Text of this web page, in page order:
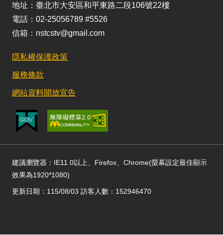
地址：臺北市大安區和平東路二段106號22樓
電話：02-25056789 #5526
信箱：nstcstv@gmail.com
隱私權保護政策
服務條款
網站資料開放宣告
建議瀏覽器：IE11.0以上、Firefox、Chrome(螢幕設定最佳顯示
效果為1920*1080)
更新日期：115/08/03 訪客人數：152946470